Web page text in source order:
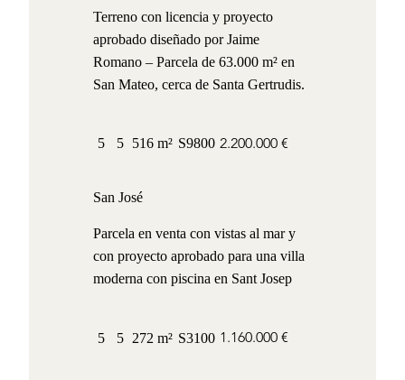
Terreno con licencia y proyecto
aprobado diseñado por Jaime
Romano – Parcela de 63.000 m² en
San Mateo, cerca de Santa Gertrudis.
5 5 516 m² S9800 2.200.000 €
San José
Parcela en venta con vistas al mar y
con proyecto aprobado para una villa
moderna con piscina en Sant Josep
5 5 272 m² S3100 1.160.000 €